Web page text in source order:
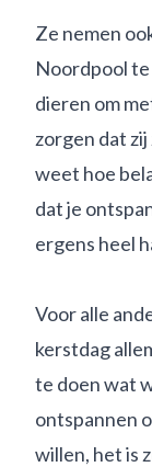
Ze nemen
Noordpool
dieren om
zorgen dat
weet hoe
dat je
ergens heel
Voor alle
kerstdag
te doen wat
ontspannen
willen, het is